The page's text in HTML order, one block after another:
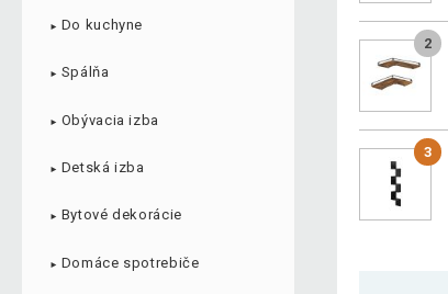
► Do kuchyne
► Spálňa
► Obývacia izba
► Detská izba
► Bytové dekorácie
► Domáce spotrebiče
2
3